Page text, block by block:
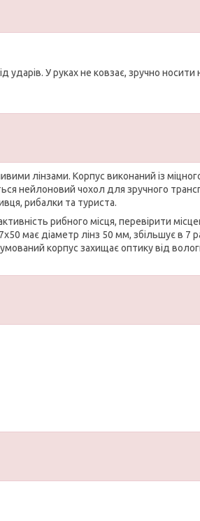
ударів. У руках не ковзає, зручно носити
лінзами. Корпус виконаний із
нейлоновий чохол для зручного
рибалки та туриста.
рибного місця, перевірити
має діаметр лінз 50 мм, збільшує в 7
корпус захищає оптику від